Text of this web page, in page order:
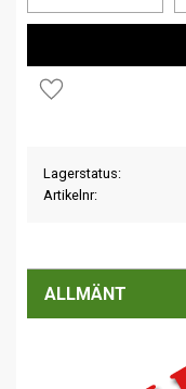
Lägg till i favoriter
Lagerstatus
Artikelnr
ALLMÄNT